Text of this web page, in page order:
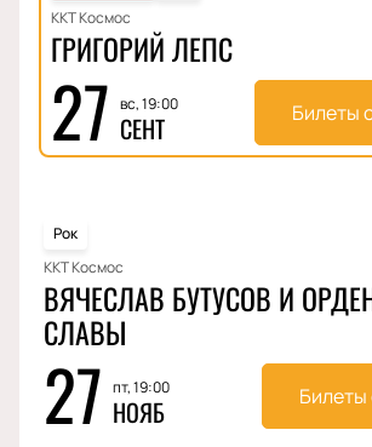
ККТ Космос
ГРИГОРИЙ ЛЕПС
27 вс, 19:00
СЕНТ Билеты
Рок
ККТ Космос
ВЯЧЕСЛАВ БУТУСОВ И
СЛАВЫ
27 пт, 19:00
НОЯБ Билеты